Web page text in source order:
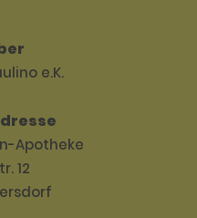
e.K.
Apotheke
12